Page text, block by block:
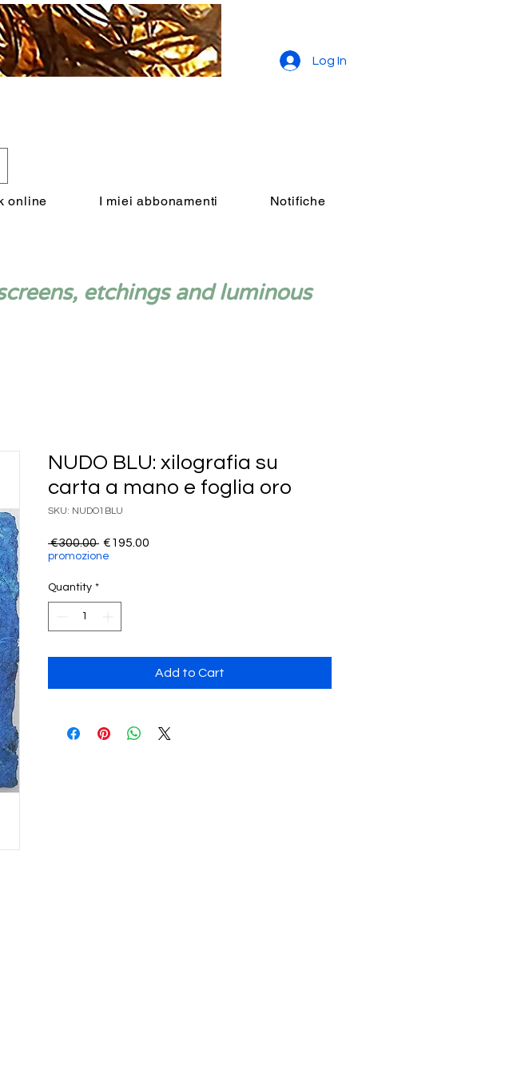
Log In
online I miei abbonamenti Notifiche
etchings and luminous
NUDO BLU: xilografia su
carta a mano e foglia oro
SKU: NUDO1BLU
€300.00 Regular
Price
€195.00
promozione
Quantity *
Add to Cart